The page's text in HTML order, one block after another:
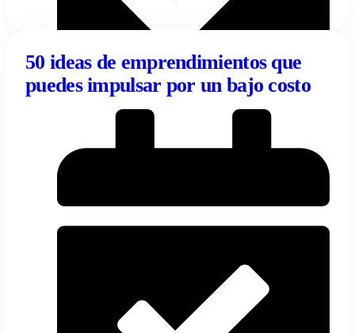
02/04/2024
Tentulogo
50 ideas de emprendimientos que
puedes impulsar por un bajo costo